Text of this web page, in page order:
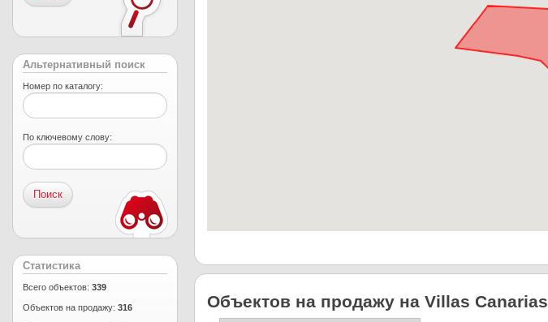
Альтернативный поиск
Номер по каталогу:
По ключевому слову:
Статистика
Всего объектов: 339
Объектов на продажу: 316 Объектов на продажу на Villas Canarias